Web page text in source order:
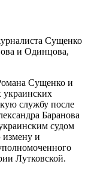
Сущенко
и Одинцова,
Сущенко и
службу после
Баранова
судом
измену и
Лутковской.